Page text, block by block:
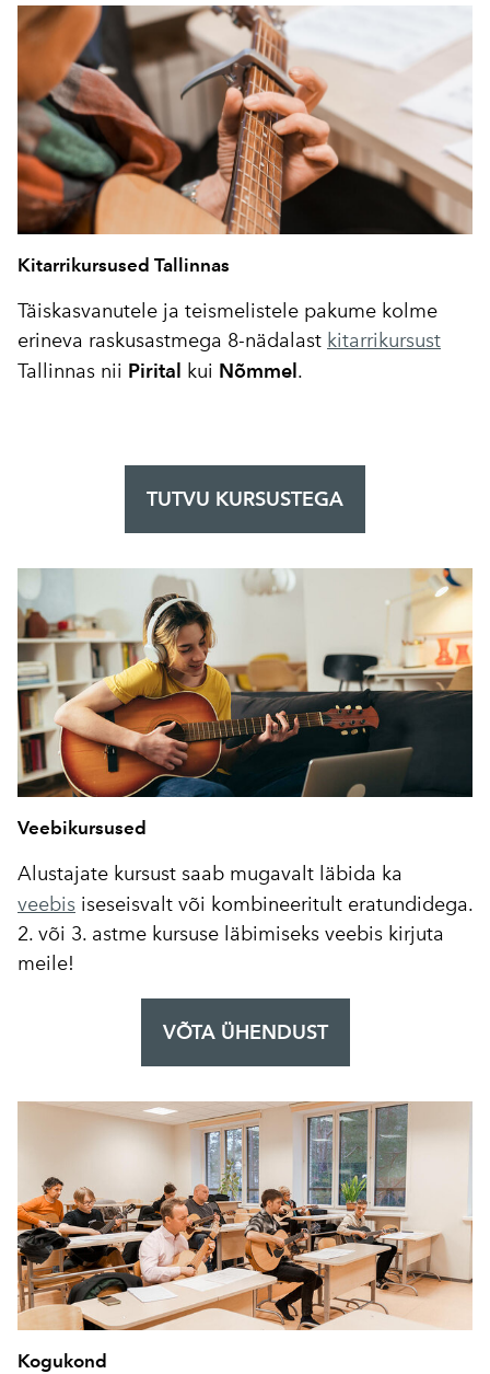
Kitarrikursused Tallinnas
Täiskasvanutele ja teismelistele pakume kolme
erineva raskusastmega 8-nädalast kitarrikursust
Tallinnas nii Pirital kui Nõmmel .
TUTVU KURSUSTEGA
Veebikursused
Alustajate kursust saab mugavalt läbida ka
veebis iseseisvalt või kombineeritult eratundidega.
2. või 3. astme kursuse läbimiseks veebis kirjuta
meile!
VÕTA ÜHENDUST
Kogukond